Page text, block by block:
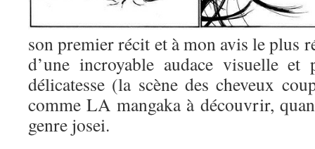
son premier récit et à mon avis le plus
d’une incroyable audace visuelle et
délicatesse (la scène des cheveux
comme LA mangaka à découvrir,
genre josei.